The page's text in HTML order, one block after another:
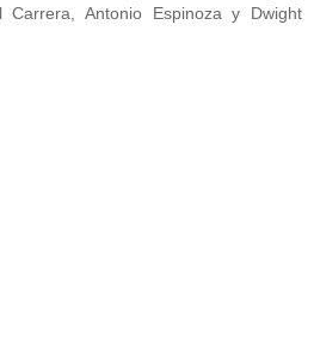
Carrera, Antonio Espinoza y Dwight